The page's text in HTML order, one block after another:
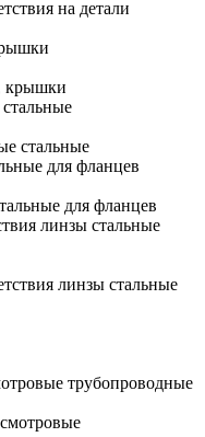
для фланцев
линзы стальные
трубопроводные